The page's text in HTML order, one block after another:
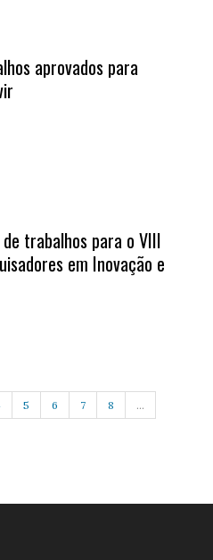
aprovados para
de trabalhos para o VIII
em Inovação e
5 6 7 8 ...